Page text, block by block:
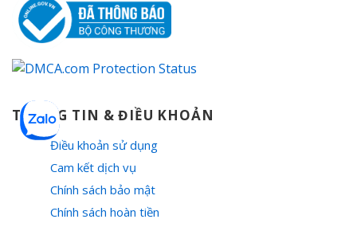
THÔNG TIN & ĐIỀU KHOẢN
Điều khoản sử dụng
Cam kết dịch vụ
Chính sách bảo mật
Chính sách hoàn tiền